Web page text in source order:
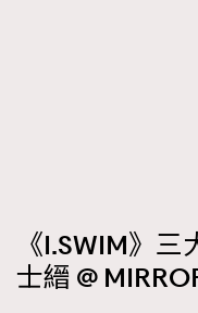
《I.SWIM》
士縉 @